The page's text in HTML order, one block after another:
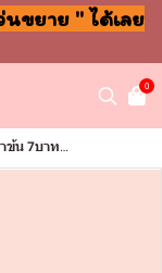
ขยาย " ได้เลย
0
กรัม(กล่อง30ซอง)